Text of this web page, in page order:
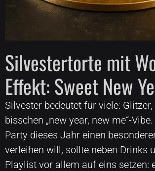
Silvestertorte mit
Effekt: Sweet New
Silvester bedeutet für viele:
bisschen „new year, new me“-
Party dieses Jahr einen
verleihen will, sollte neben Drinks
Playlist vor allem auf eins setzen: